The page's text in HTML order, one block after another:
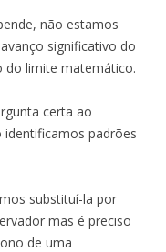
não estamos
significativo do
do limite matemático.
certa ao
padrões
substituí-la por
mas é preciso
de uma